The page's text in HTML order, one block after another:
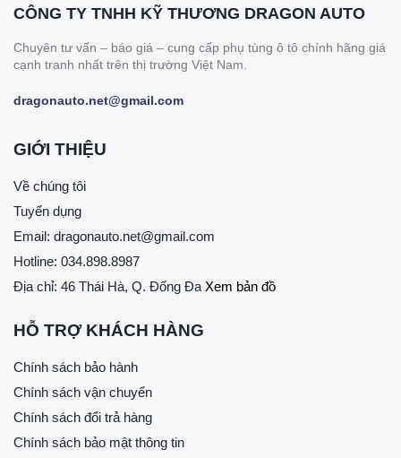
CÔNG TY TNHH KỸ THƯƠNG DRAGON AUTO
Chuyên tư vấn – báo giá – cung cấp phụ tùng ô tô chính hãng giá
cạnh tranh nhất trên thị trường Việt Nam.
dragonauto.net@gmail.com
GIỚI THIỆU
Về chúng tôi
Tuyển dụng
Email: dragonauto.net@gmail.com
Hotline: 034.898.8987
Địa chỉ: 46 Thái Hà, Q. Đống Đa Xem bản đồ
HỖ TRỢ KHÁCH HÀNG
Chính sách bảo hành
Chính sách vận chuyển
Chính sách đổi trả hàng
Chính sách bảo mật thông tin